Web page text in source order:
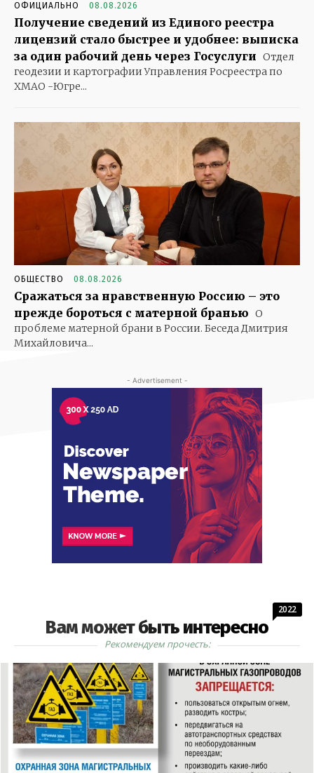
ОФИЦИАЛЬНО 08.08.2026
Получение сведений из Единого реестра
лицензий стало быстрее и удобнее: выписка
за один рабочий день через Госуслуги Отдел
геодезии и картографии Управления Росреестра по
ХМАО -Югре...
ОБЩЕСТВО 08.08.2026
Сражаться за нравственную Россию – это
прежде бороться с матерной бранью О
проблеме матерной брани в России. Беседа Дмитрия
Михайловича...
- Advertisement -
Вам может быть интересно
2022
Рекомендуем прочесть: